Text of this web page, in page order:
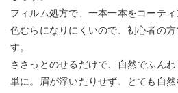
フィルム処方で、一本一本をコーティ
色むらになりにくいので、初心者の
す。
ささっとのせるだけで、自然でふん
単に。眉が浮いたりせず、とても自然